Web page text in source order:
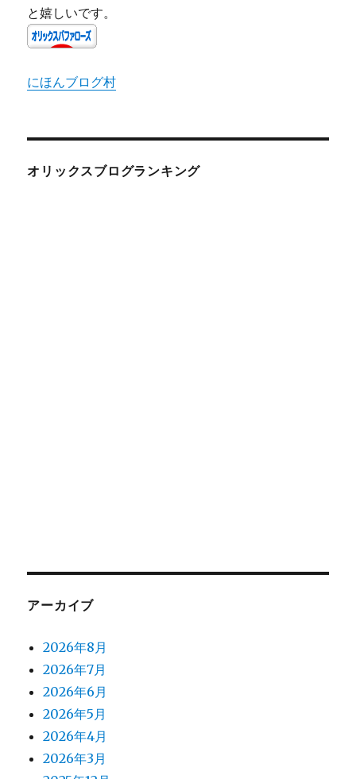
と嬉しいです。
にほんブログ村
オリックスブログランキング
アーカイブ
2026年8月
2026年7月
2026年6月
2026年5月
2026年4月
2026年3月